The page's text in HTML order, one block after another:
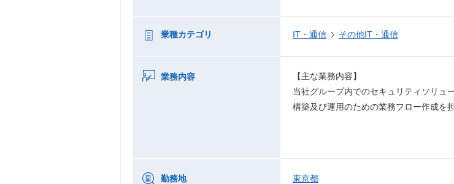
業種カテゴリ IT・通信 その他IT・通信
業務内容
【主な業務内容】
当社グループ内でのセキュリティソリュ
構築及び運用のための業務フロー作成を
勤務地 東京都